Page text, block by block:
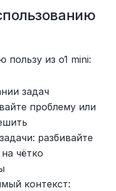
пользу из o1 mini:
задач
проблему или
разбивайте
чётко
контекст: